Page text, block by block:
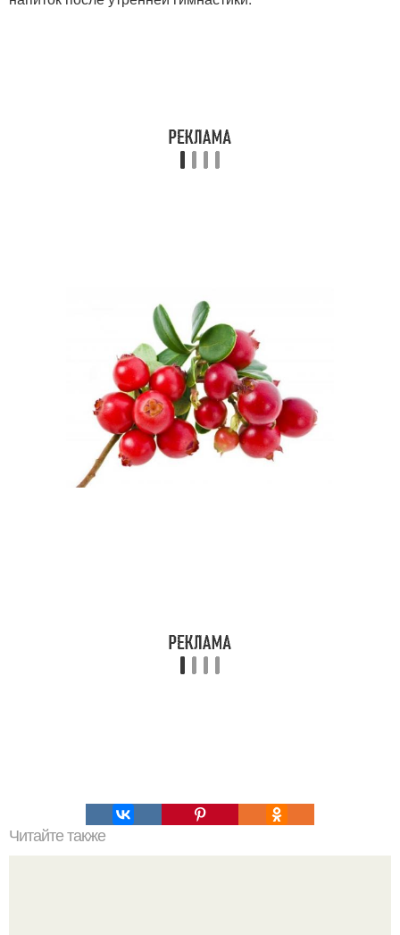
Читайте также